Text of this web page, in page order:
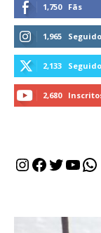
1,750 Fãs
1,965
2,133
2,680
Instagram
Facebook
Twitter